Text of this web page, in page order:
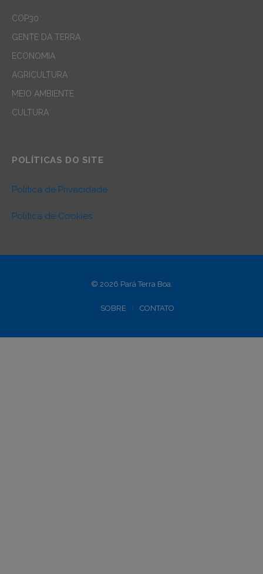
COP30
GENTE DA TERRA
ECONOMIA
AGRICULTURA
MEIO AMBIENTE
CULTURA
POLÍTICAS DO SITE
Política de Privacidade
Política de Cookies
© 2026 Pará Terra Boa.
SOBRE CONTATO